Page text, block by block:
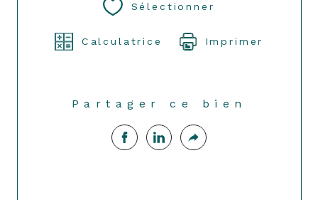
Sélectionner
Calculatrice Imprimer
Partager ce bien